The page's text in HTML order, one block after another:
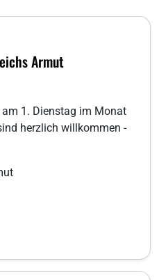
Armut
1. Dienstag im Monat
herzlich willkommen -